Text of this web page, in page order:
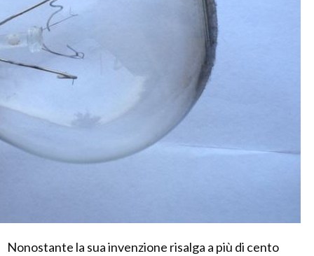
Nonostante la sua invenzione risalga a più di cento